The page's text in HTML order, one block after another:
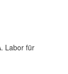
Labor für